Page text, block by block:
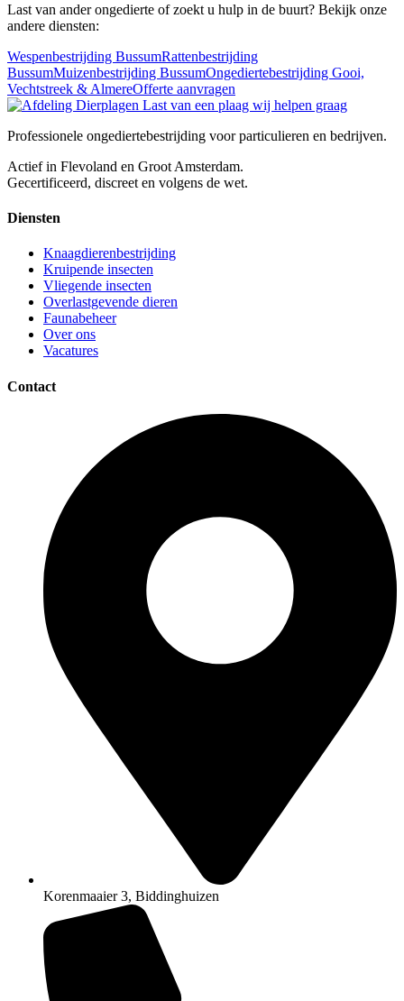
Last van ander ongedierte of zoekt u hulp in de buurt? Bekijk onze
andere diensten:
Wespenbestrijding BussumRattenbestrijding
BussumMuizenbestrijding BussumOngediertebestrijding Gooi,
Vechtstreek & AlmereOfferte aanvragen
Professionele ongediertebestrijding voor particulieren en bedrijven.
Actief in Flevoland en Groot Amsterdam.
Gecertificeerd, discreet en volgens de wet.
Diensten
Knaagdierenbestrijding
Kruipende insecten
Vliegende insecten
Overlastgevende dieren
Faunabeheer
Over ons
Vacatures
Contact
Korenmaaier 3, Biddinghuizen